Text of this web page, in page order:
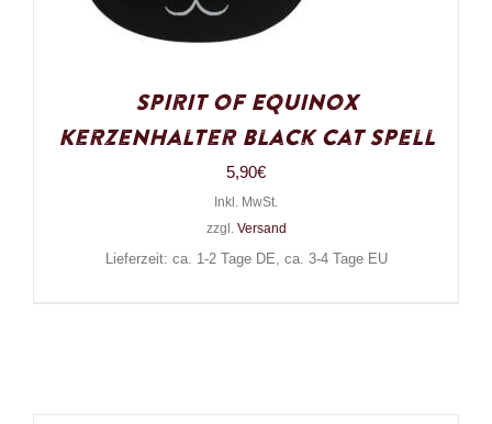
Spirit of Equinox
Kerzenhalter Black Cat Spell
5,90€
Inkl. MwSt.
zzgl. Versand
Lieferzeit: ca. 1-2 Tage DE, ca. 3-4 Tage EU